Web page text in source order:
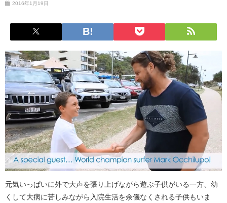
2016年1月19日
元気いっぱいに外で大声を張り上げながら遊ぶ子供がいる一方、幼
くして大病に苦しみながら入院生活を余儀なくされる子供もいま